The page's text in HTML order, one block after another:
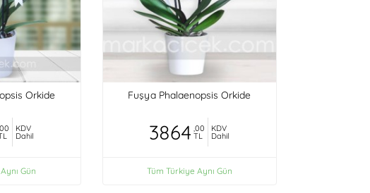
Orkide
,00 KDV
Dahil
Gün
Fuşya Phalaenopsis Orkide
3864 ,00
TL
KDV
Dahil
Tüm Türkiye Aynı Gün